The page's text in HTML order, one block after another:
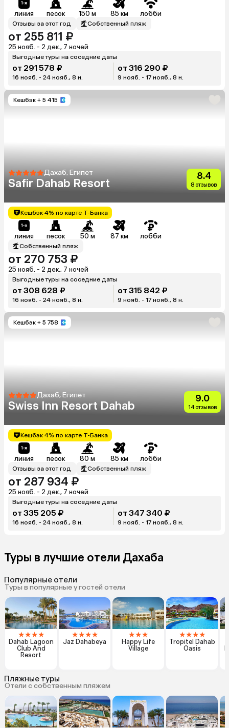
линия песок 150 м 85 км лобби
Отзывы за этот год Собственный пляж
от 255 811 ₽
25 нояб. - 2 дек., 7 ночей
Выгодные туры на соседние даты
от 291 578 ₽
16 нояб. - 24 нояб., 8 н.
от 316 290 ₽
9 нояб. - 17 нояб., 8 н.
Кешбэк + 5 415
Дахаб, Египет
Safir Dahab Resort
8.4
8 отзывов
Кешбэк 4% по карте Т-Банка
линия песок 50 м 87 км лобби
Собственный пляж
от 270 753 ₽
25 нояб. - 2 дек., 7 ночей
Выгодные туры на соседние даты
от 308 628 ₽
16 нояб. - 24 нояб., 8 н.
от 315 842 ₽
9 нояб. - 17 нояб., 8 н.
Кешбэк + 5 758
Дахаб, Египет
Swiss Inn Resort Dahab
9.0
14 отзывов
Кешбэк 4% по карте Т-Банка
линия песок 80 м 85 км лобби
Отзывы за этот год Собственный пляж
от 287 934 ₽
25 нояб. - 2 дек., 7 ночей
Выгодные туры на соседние даты
от 335 205 ₽
16 нояб. - 24 нояб., 8 н.
от 347 340 ₽
9 нояб. - 17 нояб., 8 н.
Туры в лучшие отели Дахаба
Популярные отели
Туры в популярные у гостей отели
★★★★
Dahab Lagoon
Club And
Resort
★★★★
Jaz Dahabeya
★★★
Happy Life
Village
★★★★
Tropitel Dahab
Oasis
Пляжные туры
Отели с собственным пляжем